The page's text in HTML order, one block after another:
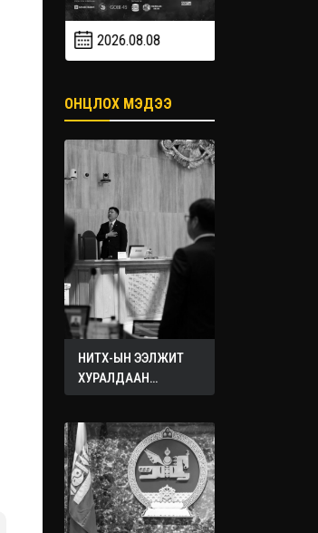
2026.08.08
ОНЦЛОХ МЭДЭЭ
НИТХ-ЫН ЭЭЛЖИТ
ХУРАЛДААН
ЭХЭЛЛЭЭ